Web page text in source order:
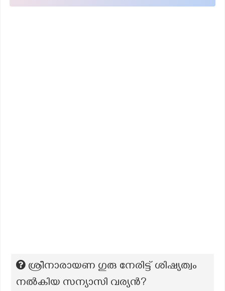
ശ്രീനാരായണ ഗുരു നേരിട്ട് ശിഷ്യത്വം
നൽകിയ സന്യാസി വര്യൻ?